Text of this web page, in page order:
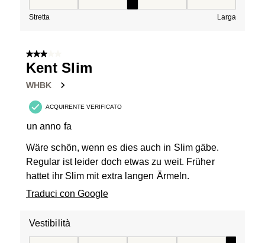
Stretta Larga
3 su 5 stelle.
Kent Slim
WHBK
ACQUIRENTE VERIFICATO
un anno fa
Wäre schön, wenn es dies auch in Slim gäbe.
Regular ist leider doch etwas zu weit. Früher
hattet ihr Slim mit extra langen Ärmeln.
Traduci con Google
Vestibilità